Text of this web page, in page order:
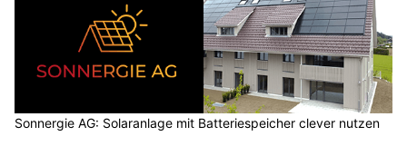
Sonnergie AG: Solaranlage mit Batteriespeicher clever nutzen